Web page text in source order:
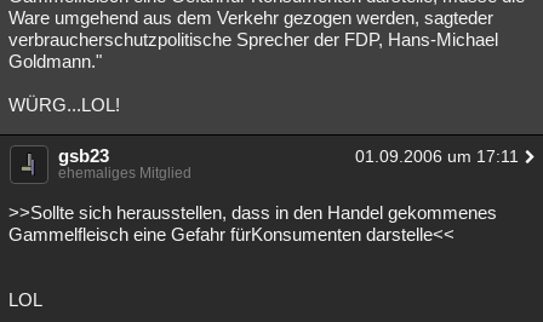
Ware umgehend aus dem Verkehr gezogen werden, sagteder
verbraucherschutzpolitische Sprecher der FDP, Hans-Michael
Goldmann."
WÜRG...LOL!
gsb23 01.09.2006 um 17:11
ehemaliges Mitglied
>>Sollte sich herausstellen, dass in den Handel gekommenes
Gammelfleisch eine Gefahr fürKonsumenten darstelle<<
LOL